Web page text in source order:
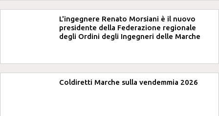
L'ingegnere Renato Morsiani è il nuovo
presidente della Federazione regionale
degli Ordini degli Ingegneri delle Marche
Coldiretti Marche sulla vendemmia 2026